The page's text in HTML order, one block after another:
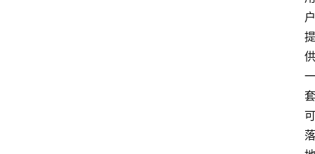
户
提
供
一
套
可
落